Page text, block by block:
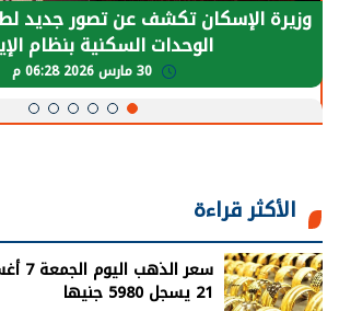
الرئيس السيسي: توقف الأنشطة
يحتاج إلى سنوات لعودة معدلات
الأكثر قراءة
21 يسجل 5980 جنيها